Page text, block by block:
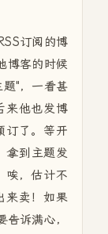
订阅的博
博客的时候
题"，一看甚
来他也发博
订了。等开
拿到主题发
唉，估计不
来卖！如果
诉满心，